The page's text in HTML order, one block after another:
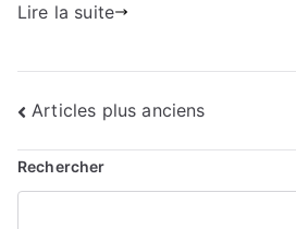
Lire la suite
Navigation
des
articles
Articles plus anciens
Rechercher